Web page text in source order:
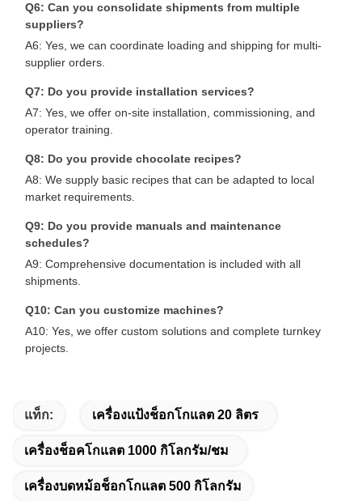
Q6: Can you consolidate shipments from multiple
suppliers?
A6: Yes, we can coordinate loading and shipping for multi-
supplier orders.
Q7: Do you provide installation services?
A7: Yes, we offer on-site installation, commissioning, and
operator training.
Q8: Do you provide chocolate recipes?
A8: We supply basic recipes that can be adapted to local
market requirements.
Q9: Do you provide manuals and maintenance
schedules?
A9: Comprehensive documentation is included with all
shipments.
Q10: Can you customize machines?
A10: Yes, we offer custom solutions and complete turnkey
projects.
แท็ก: เครื่องแป้งช็อกโกแลต 20 ลิตร
เครื่องช็อคโกแลต 1000 กิโลกรัม/ชม
เครื่องบดหม้อช็อกโกแลต 500 กิโลกรัม